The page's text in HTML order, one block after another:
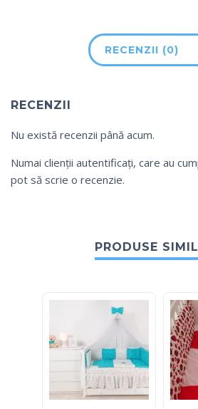
RECENZII (0)
RECENZII
Nu există recenzii până acum.
Numai clienții autentificați, care au
pot să scrie o recenzie.
PRODUSE